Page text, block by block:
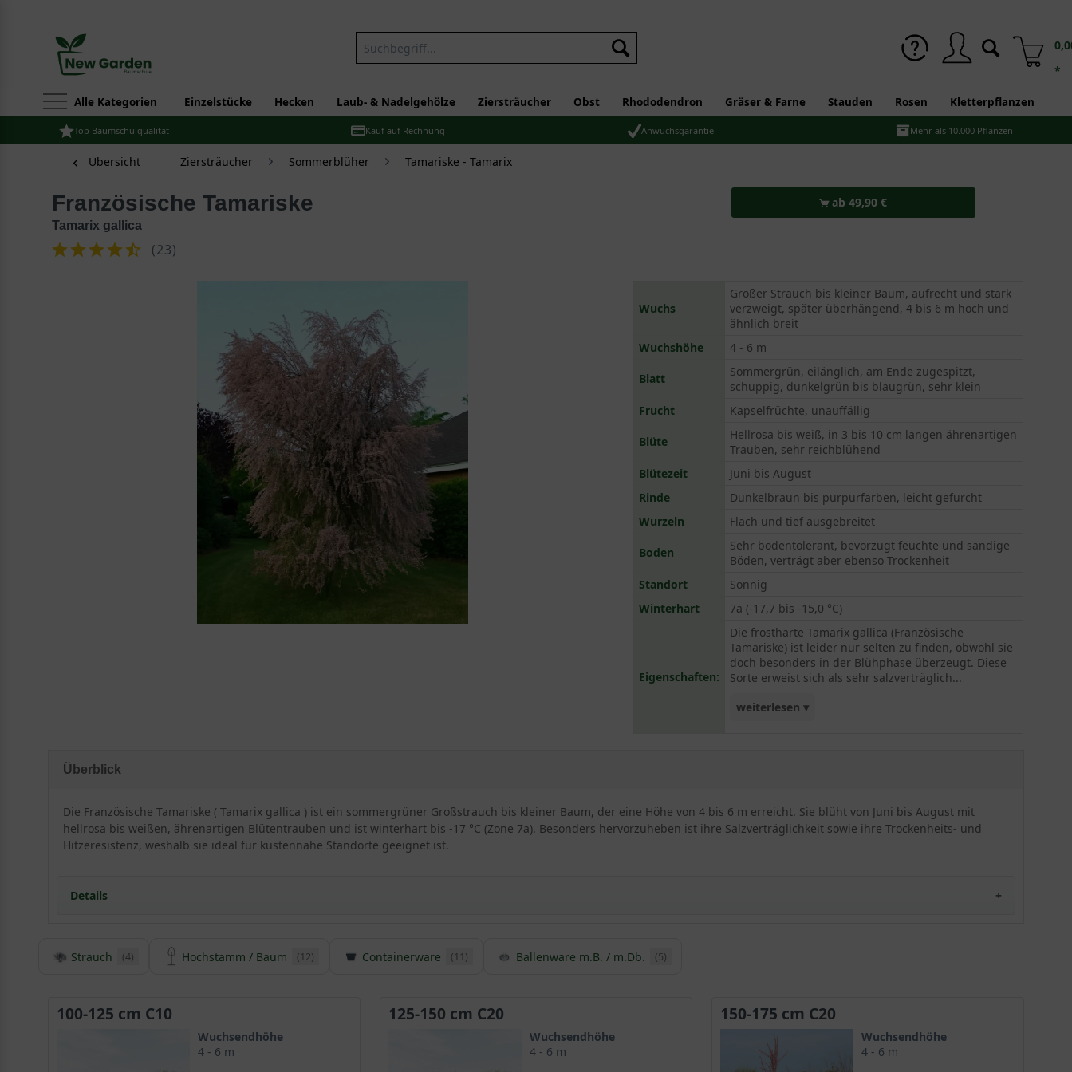
*
Alle Kategorien Einzelstücke Hecken Laub- & Nadelgehölze Ziersträucher Obst Rhododendron Gräser & Farne Stauden Rosen Kletterpflanzen
Top Baumschulqualität Kauf auf Rechnung Anwuchsgarantie Mehr als 10.000 Pflanzen
Übersicht Ziersträucher Sommerblüher Tamariske - Tamarix
Französische Tamariske
Tamarix gallica
(23)
ab 49,90 €
Wuchs
Großer Strauch bis kleiner Baum, aufrecht und stark
verzweigt, später überhängend, 4 bis 6 m hoch und
ähnlich breit
Wuchshöhe
4 - 6 m
Blatt
Sommergrün, eilänglich, am Ende zugespitzt,
schuppig, dunkelgrün bis blaugrün, sehr klein
Frucht
Kapselfrüchte, unauffällig
Blüte
Hellrosa bis weiß, in 3 bis 10 cm langen ährenartigen
Trauben, sehr reichblühend
Blütezeit
Juni bis August
Rinde
Dunkelbraun bis purpurfarben, leicht gefurcht
Wurzeln
Flach und tief ausgebreitet
Boden
Sehr bodentolerant, bevorzugt feuchte und sandige
Böden, verträgt aber ebenso Trockenheit
Standort
Sonnig
Winterhart
7a (-17,7 bis -15,0 °C)
Eigenschaften:
Die frostharte Tamarix gallica (Französische
Tamariske) ist leider nur selten zu finden, obwohl sie
doch besonders in der Blühphase überzeugt. Diese
Sorte erweist sich als sehr salzverträglich...
weiterlesen ▾
Überblick
Die Französische Tamariske ( Tamarix gallica ) ist ein sommergrüner Großstrauch bis kleiner Baum, der eine Höhe von 4 bis 6 m erreicht. Sie blüht von Juni bis August mit
hellrosa bis weißen, ährenartigen Blütentrauben und ist winterhart bis -17 °C (Zone 7a). Besonders hervorzuheben ist ihre Salzverträglichkeit sowie ihre Trockenheits- und
Hitzeresistenz, weshalb sie ideal für küstennahe Standorte geeignet ist.
Details
Tamarix gallica ist eine Pflanze des Südens und im Mittelmeerraum heimisch
Der Stamm der Tamarix gallica ist eher dezent
Schuppenartiges Blattwerk der Französischen Tamariske bringt Exotik in den Garten
Wunderschöne Blüte der Tamarix gallica leuchtet in Weiß und Rosa
Strauch (4) Hochstamm / Baum (12) Containerware (11) Ballenware m.B. / m.Db. (5)
100-125 cm C10
Wuchsendhöhe
4 - 6 m
125-150 cm C20
Wuchsendhöhe
4 - 6 m
150-175 cm C20
Wuchsendhöhe
4 - 6 m